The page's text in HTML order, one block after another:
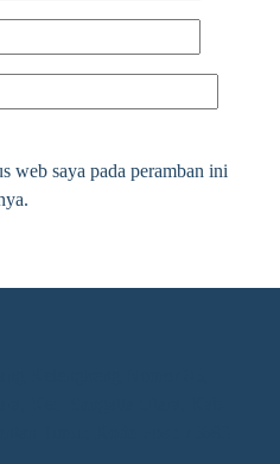
web saya pada peramban ini